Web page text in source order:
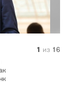
1 из 16
2 из 16
3 из 16
4 из 16
5 из 16
6 из 16
7 из 16
8 из 16
9 из 16
10 из 16
11 из 16
12 из 16
13 из 16
14 из 16
15 из 16
16 из 16